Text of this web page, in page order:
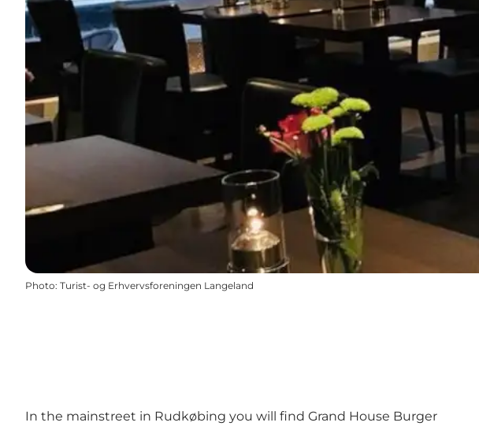
Photo: Turist- og Erhvervsforeningen Langeland
In the mainstreet in Rudkøbing you will find Grand House Burger